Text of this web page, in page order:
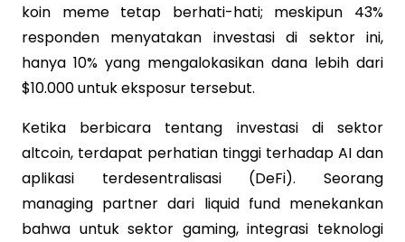
koin meme tetap berhati-hati; meskipun 43%
responden menyatakan investasi di sektor ini,
hanya 10% yang mengalokasikan dana lebih dari
$10.000 untuk eksposur tersebut.
Ketika berbicara tentang investasi di sektor
altcoin, terdapat perhatian tinggi terhadap AI dan
aplikasi terdesentralisasi (DeFi). Seorang
managing partner dari liquid fund menekankan
bahwa untuk sektor gaming, integrasi teknologi